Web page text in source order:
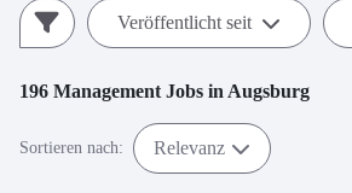
Veröffentlicht seit
196 Management Jobs in Augsburg
Sortieren nach: Relevanz